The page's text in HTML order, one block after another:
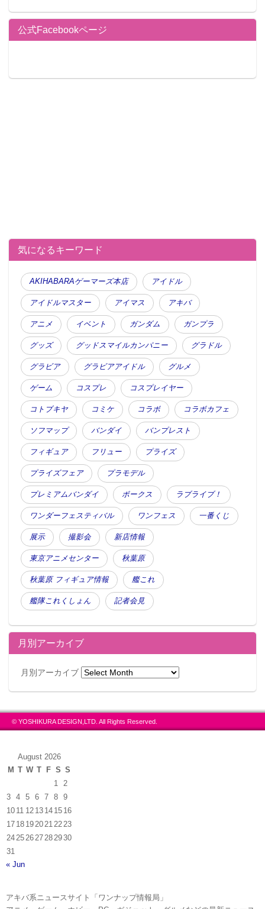
公式Facebookページ
気になるキーワード
AKIHABARAゲーマーズ本店 アイドル
アイドルマスター アイマス アキバ
アニメ イベント ガンダム ガンプラ
グッズ グッドスマイルカンパニー グラドル
グラビア グラビアアイドル グルメ
ゲーム コスプレ コスプレイヤー
コトブキヤ コミケ コラボ コラボカフェ
ソフマップ バンダイ バンプレスト
フィギュア フリュー プライズ
プライズフェア プラモデル
プレミアムバンダイ ボークス ラブライブ！
ワンダーフェスティバル ワンフェス 一番くじ
展示 撮影会 新店情報
東京アニメセンター 秋葉原
秋葉原 フィギュア情報 艦これ
艦隊これくしょん 記者会見
月別アーカイブ
月別アーカイブ
© YOSHIKURA DESIGN,LTD. All Rights Reserved.
August 2026
M T W T F S S
1
2
3
4 5 6 7 8
9
10 11 12 13 14 15 16
17 18 1920212223
24252627282930
31
« Jun
アキバ系ニュースサイト「ワンナップ情報局」